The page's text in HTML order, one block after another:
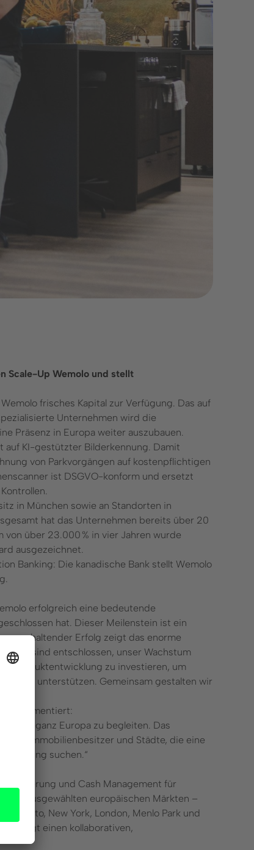
Scale-Up Wemolo und stellt
frisches Kapital zur Verfügung. Das auf
Unternehmen wird die
Präsenz in Europa weiter auszubauen.
auf KI-gestützter Bilderkennung. Damit
von Parkvorgängen auf kostenpflichtigen
ist DSGVO-konform und ersetzt
in München sowie an Standorten in
hat das Unternehmen bereits über 20
von über 23.000 % in vier Jahren wurde
ausgezeichnet.
Banking: Die kanadische Bank stellt Wemolo
erfolgreich eine bedeutende
hat. Dieser Meilenstein ist ein
anhaltender Erfolg zeigt das enorme
Wir sind entschlossen, unser Wachstum
Produktentwicklung zu investieren, um
zu unterstützen. Gemeinsam gestalten wir
kommentiert:
in ganz Europa zu begleiten. Das
Immobilienbesitzer und Städte, die eine
suchen.“
und Cash Management für
und ausgewählten europäischen Märkten –
Toronto, New York, London, Menlo Park und
verfolgt einen kollaborativen,
Presse &
Events